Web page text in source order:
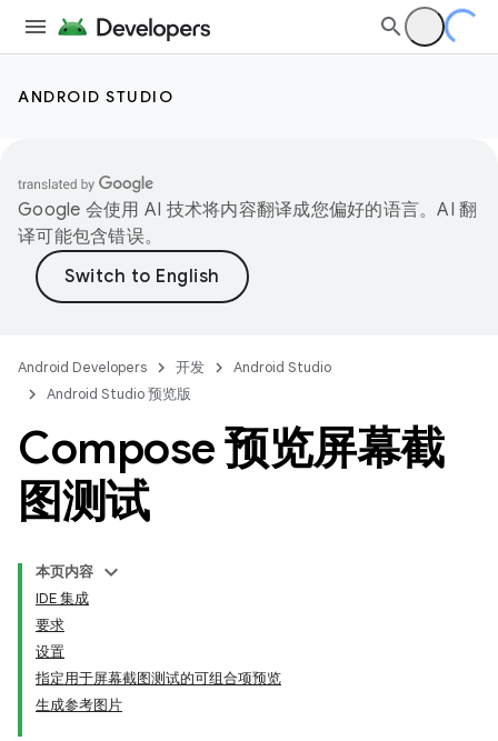
ANDROID STUDIO
Google 会使用 AI 技术将内容翻译成您偏好的语言。AI 翻
译可能包含错误。
Android Developers 开发
Android Studio
Android Studio 预览版
Compose 预览屏幕截
图测试
本页内容
IDE 集成
要求
设置
指定用于屏幕截图测试的可组合项预览
生成参考图片